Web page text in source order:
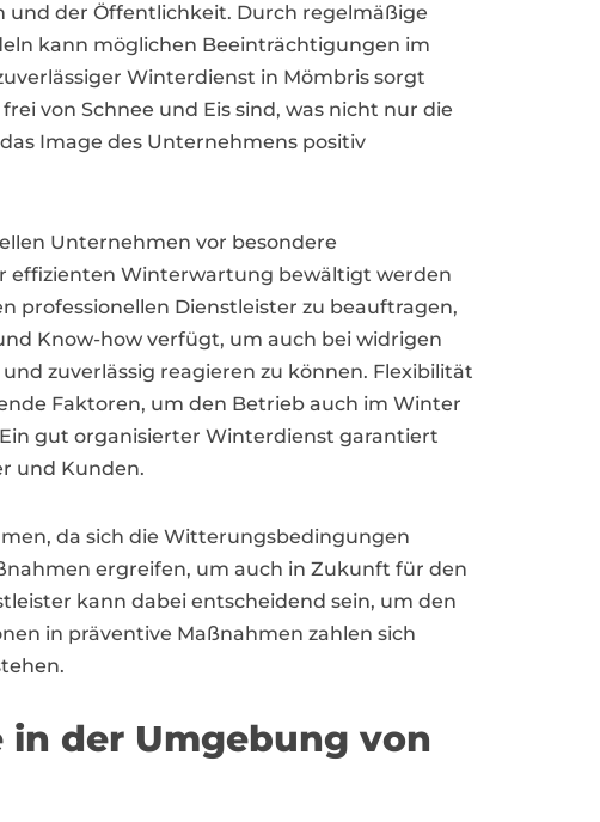
der Öffentlichkeit. Durch regelmäßige
kann möglichen Beeinträchtigungen im
Winterdienst in Mömbris sorgt
von Schnee und Eis sind, was nicht nur die
Image des Unternehmens positiv
Unternehmen vor besondere
effizienten Winterwartung bewältigt werden
professionellen Dienstleister zu beauftragen,
Know-how verfügt, um auch bei widrigen
zuverlässig reagieren zu können. Flexibilität
Faktoren, um den Betrieb auch im Winter
gut organisierter Winterdienst garantiert
und Kunden.
da sich die Witterungsbedingungen
ergreifen, um auch in Zukunft für den
kann dabei entscheidend sein, um den
in präventive Maßnahmen zahlen sich
der Umgebung von